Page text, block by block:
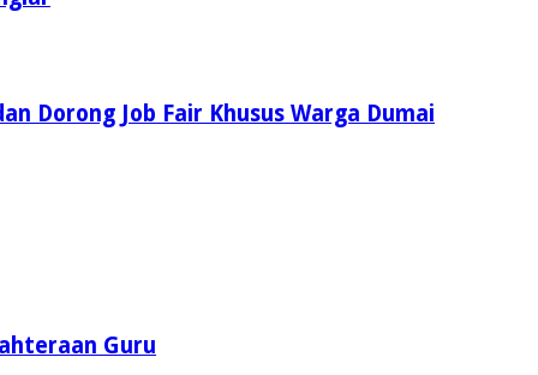
Dorong Job Fair Khusus Warga Dumai
Guru